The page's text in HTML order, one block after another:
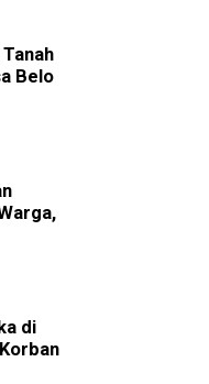
Belo
di